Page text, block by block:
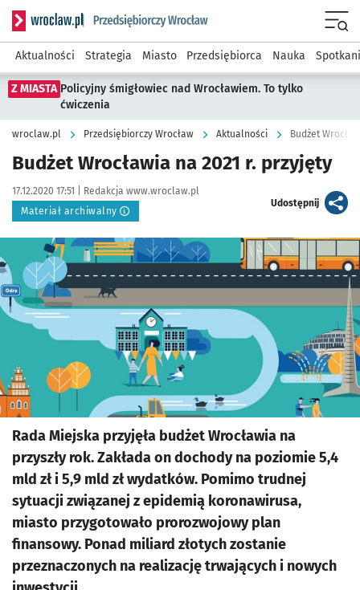
Serwis informacyjny wroclaw.pl podserwis: Strategia
Aktualności Strategia Miasto Przedsiębiorca Nauka
Z MIASTA Policyjny śmigłowiec nad Wrocławiem. To tylko
ćwiczenia
wroclaw.pl Przedsiębiorczy Wrocław Aktualności Budżet
Budżet Wrocławia na 2021 r. przyjęty
Data publikacji:
17.12.2020 17:51 | Autor:
Redakcja www.wroclaw.pl
Materiał archiwalny
Udostępnijartykuł
Kliknij, aby powiększyć
Rada Miejska przyjęła budżet Wrocławia na
przyszły rok. Zakłada on dochody na poziomie 5,4
mld zł i 5,9 mld zł wydatków. Pomimo trudnej
sytuacji związanej z epidemią koronawirusa,
miasto przygotowało prorozwojowy plan
finansowy. Ponad miliard złotych zostanie
przeznaczonych na realizację trwających i nowych